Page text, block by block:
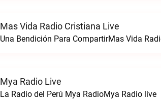
Mas Vida Radio Cristiana Live
Una Bendición Para CompartirMas Vida
Mya Radio Live
La Radio del Perú Mya RadioMya Radio live